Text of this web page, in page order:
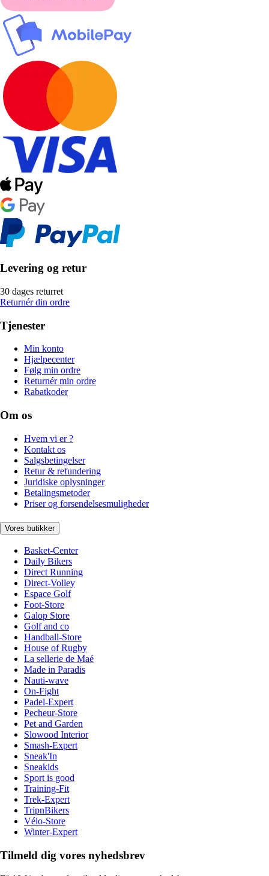
Levering og retur
30 dages returret
Returnér din ordre
Tjenester
Min konto
Hjælpecenter
Følg min ordre
Returnér min ordre
Rabatkoder
Om os
Hvem vi er ?
Kontakt os
Salgsbetingelser
Retur & refundering
Juridiske oplysninger
Betalingsmetoder
Priser og forsendelsesmuligheder
Vores butikker
Basket-Center
Daily Bikers
Direct Running
Direct-Volley
Espace Golf
Foot-Store
Galop Store
Golf and co
Handball-Store
House of Rugby
La sellerie de Maé
Made in Paradis
Nauti-wave
On-Fight
Padel-Expert
Pecheur-Store
Pet and Garden
Slowood Interior
Smash-Expert
Sneak'In
Sneakids
Sport is good
Training-Fit
Trek-Expert
TripnBikers
Vélo-Store
Winter-Expert
Tilmeld dig vores nyhedsbrev